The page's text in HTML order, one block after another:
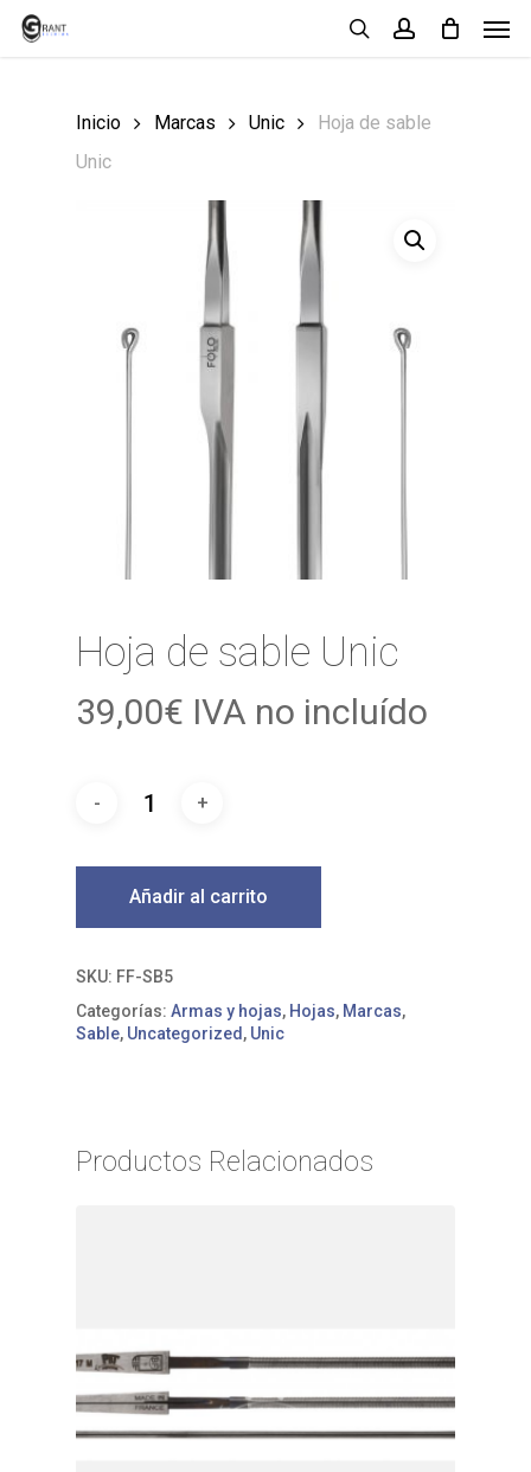
Skip
Inicio Marcas Unic
Hoja de sable
Unic
Hoja de sable Unic
39,00€ IVA no incluído
Añadir al carrito
SKU: FF-SB5
Categorías: Armas y hojas, Hojas, Marcas,
Sable, Uncategorized , Unic
Productos Relacionados